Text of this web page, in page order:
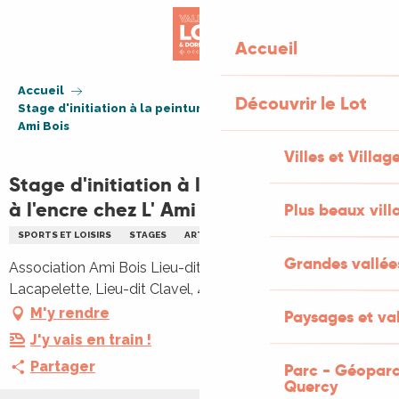
Accueil
Découvrir le Lot
Villes et
Plus beaux
Grandes
Paysages et
Parc -
Quercy
Accueil
Stage d'initiation à la peinture chinoise à l'encre chez L'
Ami Bois
Stage d'initiation à la peinture chinoise
à l'encre chez L' Ami Bois
SPORTS ET LOISIRS STAGES ARTISANAT
Association Ami Bois Lieu-dit Clavel, 3365 chemin de
Lacapelette, Lieu-dit Clavel, 46240 Caniac-du-Causse
M'y rendre
J'y vais en train !
Partager